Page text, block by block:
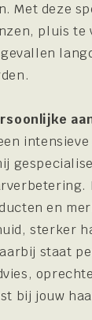
Met deze
pluis
en
sterker
staat
bij jouw